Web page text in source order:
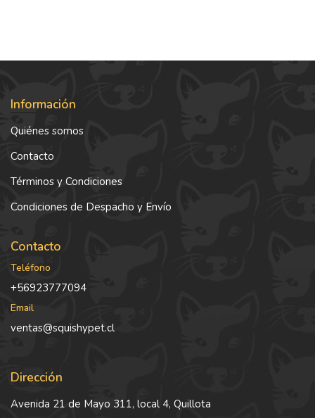
Información
Quiénes somos
Contacto
Términos y Condiciones
Condiciones de Despacho y Envío
Contacto
Teléfono
+56923777094
Email
ventas@squishypet.cl
Dirección
Avenida 21 de Mayo 311, local 4, Quillota